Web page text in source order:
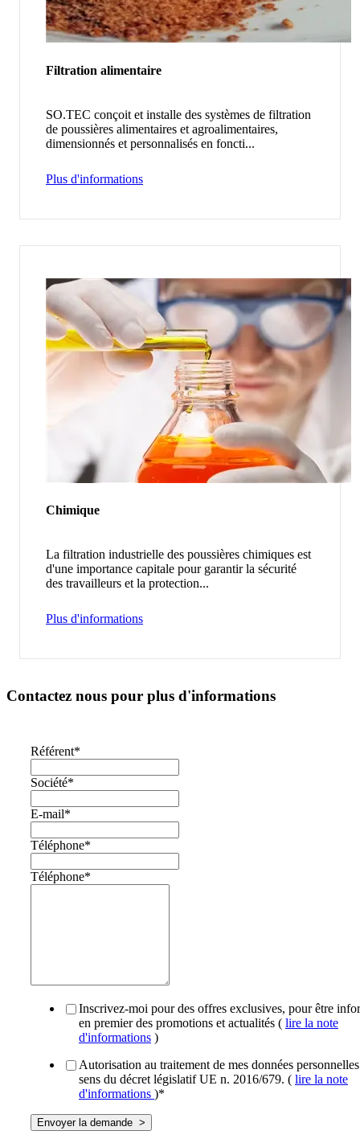
Filtration alimentaire
SO.TEC conçoit et installe des systèmes de filtration
de poussières alimentaires et agroalimentaires,
dimensionnés et personnalisés en foncti...
Plus d'informations
Chimique
La filtration industrielle des poussières chimiques est
d'une importance capitale pour garantir la sécurité
des travailleurs et la protection...
Plus d'informations
Contactez nous pour plus d'informations
Référent*
Société*
E-mail*
Téléphone*
Téléphone*
Inscrivez-moi pour des offres exclusives, pour être
en premier des promotions et actualités ( lire la note
d'informations )
Autorisation au traitement de mes données
sens du décret législatif UE n. 2016/679. ( lire la note
d'informations )*